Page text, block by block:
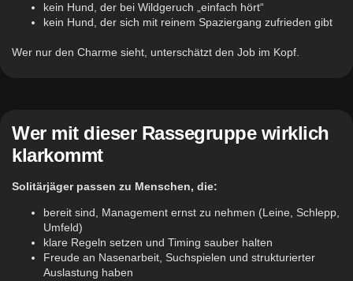
kein Hund, der bei Wildgeruch „einfach hört“
kein Hund, der sich mit reinem Spaziergang zufrieden gibt
Wer nur den Charme sieht, unterschätzt den Job im Kopf.
Wer mit dieser Rassegruppe wirklich
klarkommt
Solitärjäger passen zu Menschen, die:
bereit sind, Management ernst zu nehmen (Leine, Schlepp,
Umfeld)
klare Regeln setzen und Timing sauber halten
Freude an Nasenarbeit, Suchspielen und strukturierter
Auslastung haben